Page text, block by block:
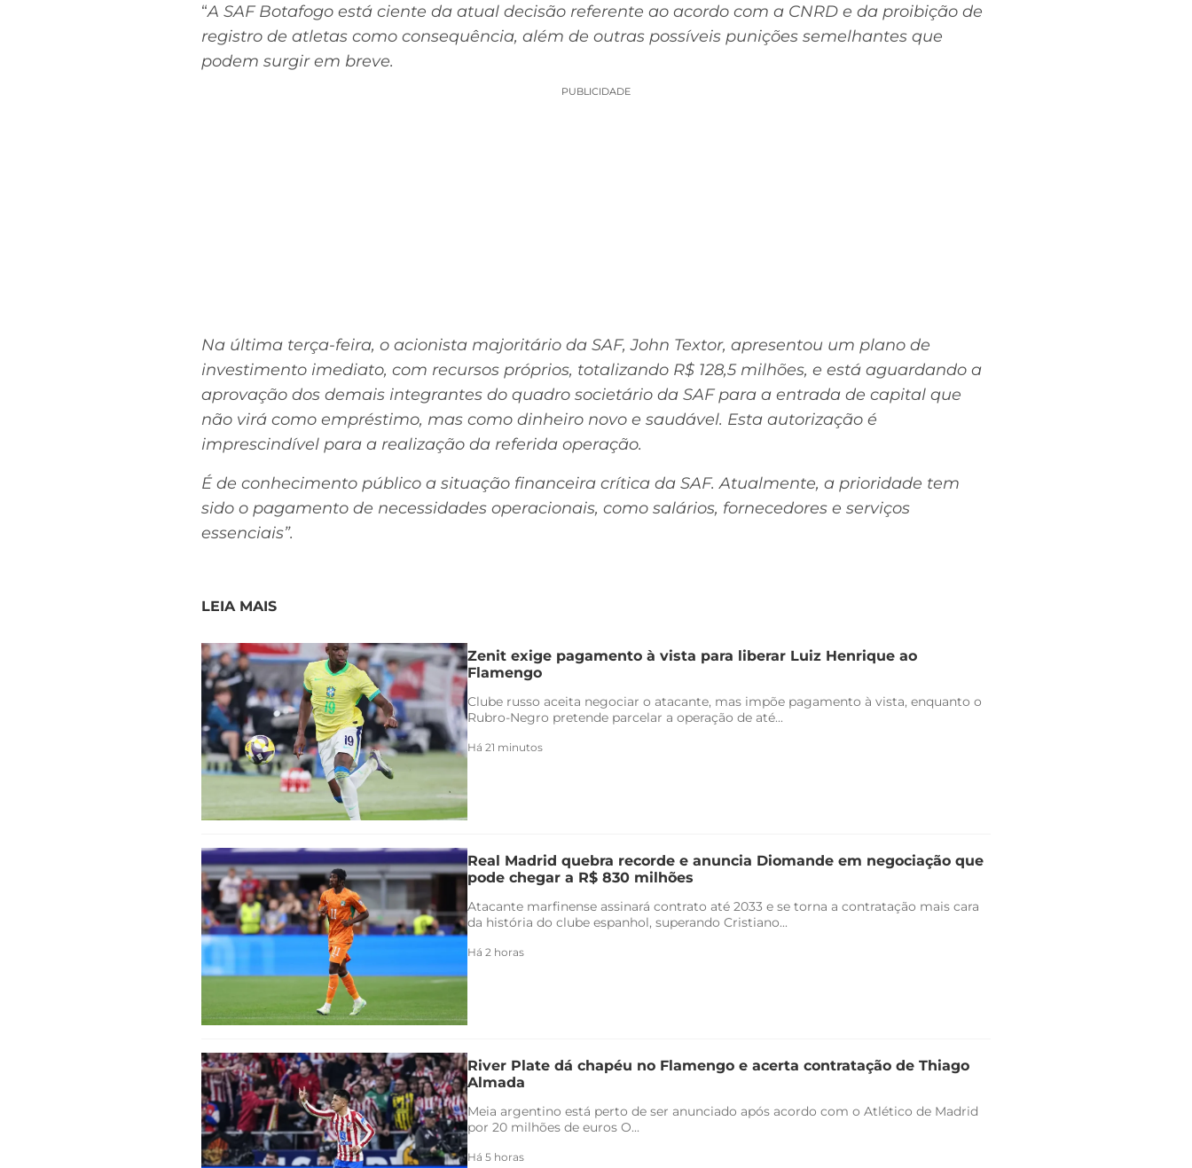
“A SAF Botafogo está ciente da atual decisão referente ao acordo com a CNRD e da proibição de
registro de atletas como consequência, além de outras possíveis punições semelhantes que
podem surgir em breve.
PUBLICIDADE
Na última terça-feira, o acionista majoritário da SAF, John Textor, apresentou um plano de
investimento imediato, com recursos próprios, totalizando R$ 128,5 milhões, e está aguardando a
aprovação dos demais integrantes do quadro societário da SAF para a entrada de capital que
não virá como empréstimo, mas como dinheiro novo e saudável. Esta autorização é
imprescindível para a realização da referida operação.
É de conhecimento público a situação financeira crítica da SAF. Atualmente, a prioridade tem
sido o pagamento de necessidades operacionais, como salários, fornecedores e serviços
essenciais”.
LEIA MAIS
Zenit exige pagamento à vista para liberar Luiz Henrique ao
Flamengo
Clube russo aceita negociar o atacante, mas impõe pagamento à vista, enquanto o
Rubro-Negro pretende parcelar a operação de até...
Há 21 minutos
Real Madrid quebra recorde e anuncia Diomande em negociação que
pode chegar a R$ 830 milhões
Atacante marfinense assinará contrato até 2033 e se torna a contratação mais cara
da história do clube espanhol, superando Cristiano...
Há 2 horas
River Plate dá chapéu no Flamengo e acerta contratação de Thiago
Almada
Meia argentino está perto de ser anunciado após acordo com o Atlético de Madrid
por 20 milhões de euros O...
Há 5 horas